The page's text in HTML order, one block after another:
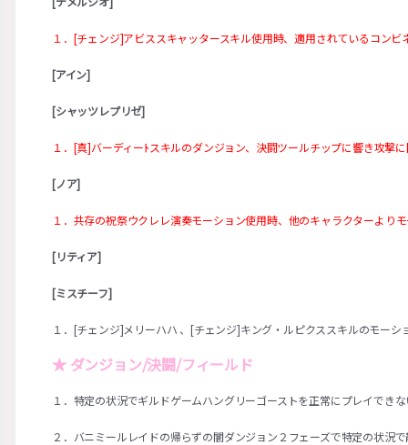
１．[チェンジ]アビススキャッタースキル使用時、適用されているコン
[アイン]
[シャッツレプリゼ]
１．[真]バーディーﾄスキルのダンジョン、決闘ツールチップに響き攻撃
[ノア]
１．共存の祝祭ウクレレ演奏モーション使用時、他のキャラクターより
[リティア]
[ミスチーフ]
１．[チェンジ]メリーハハ 、[チェンジ]キング・ルピクススキルのモーシ
★ ダンジョン/決闘/フィールド
１．特定の状況でギルドゲームハングリーゴーストを正常にプレイでき
２．バニミールレイドの帰らずの闇ダンジョン２フェーズで特定の状